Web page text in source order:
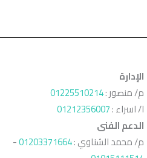
الإدارة
م/ منصور :01225510214
ا/ اسراء :01212356007
الدعم الفنى
م/ محمد الشناوي :01203371664
-